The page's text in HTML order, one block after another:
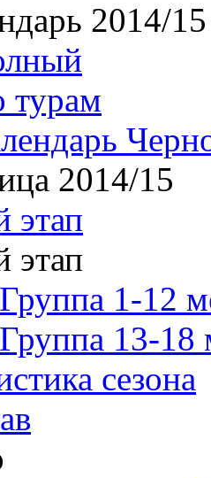
2014/15
турам
2014/15
этап
этап
Группа 1-12
Группа 13-18
сезона